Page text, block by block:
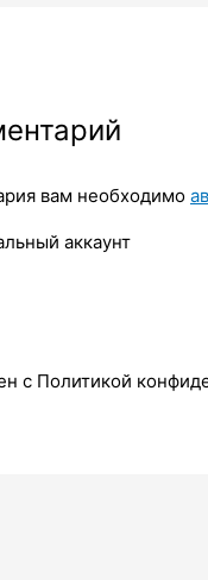
вам необходимо
аккаунт
с Политикой